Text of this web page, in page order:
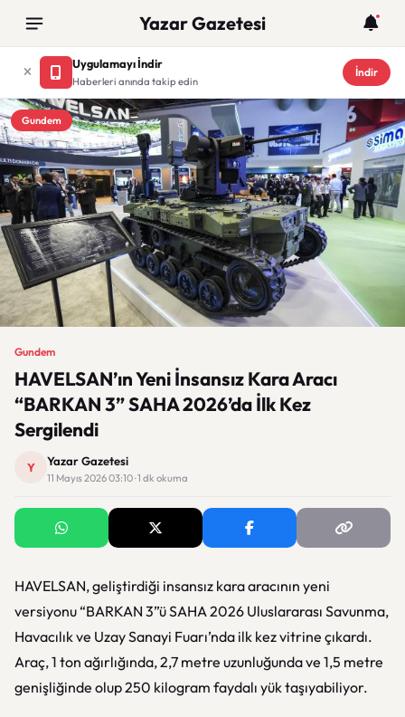
Yazar Gazetesi
Uygulamayı İndir
Haberleri anında takip edin
İndir
Gundem
Gundem
HAVELSAN’ın Yeni İnsansız Kara Aracı
“BARKAN 3” SAHA 2026’da İlk Kez
Sergilendi
Y Yazar Gazetesi
11 Mayıs 2026 03:10 · 1 dk okuma
HAVELSAN, geliştirdiği insansız kara aracının yeni
versiyonu “BARKAN 3”ü SAHA 2026 Uluslararası Savunma,
Havacılık ve Uzay Sanayi Fuarı’nda ilk kez vitrine çıkardı.
Araç, 1 ton ağırlığında, 2,7 metre uzunluğunda ve 1,5 metre
genişliğinde olup 250 kilogram faydalı yük taşıyabiliyor.